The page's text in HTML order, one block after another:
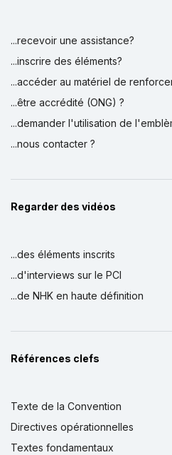
...recevoir une assistance?
...inscrire des éléments?
...accéder au matériel de
...être accrédité (ONG) ?
...demander l'utilisation de
...nous contacter ?
Regarder des vidéos
...des éléments inscrits
...d'interviews sur le PCI
...de NHK en haute définition
Références clefs
Texte de la Convention
Directives opérationnelles
Textes fondamentaux